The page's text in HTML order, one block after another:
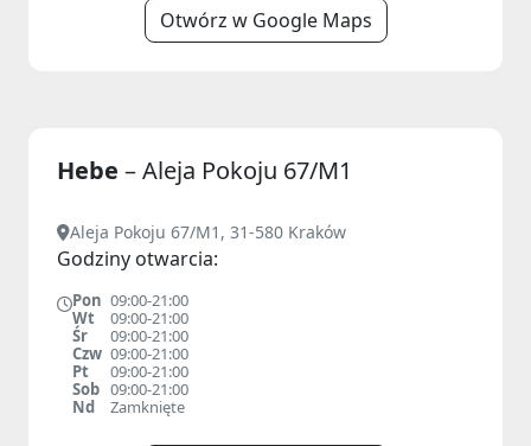
Otwórz w Google Maps
Hebe – Aleja Pokoju 67/M1
Aleja Pokoju 67/M1, 31-580 Kraków
Godziny otwarcia:
Pon 09:00-21:00
Wt
09:00-21:00
Śr
09:00-21:00
Czw 09:00-21:00
Pt
09:00-21:00
Sob 09:00-21:00
Nd
Zamknięte